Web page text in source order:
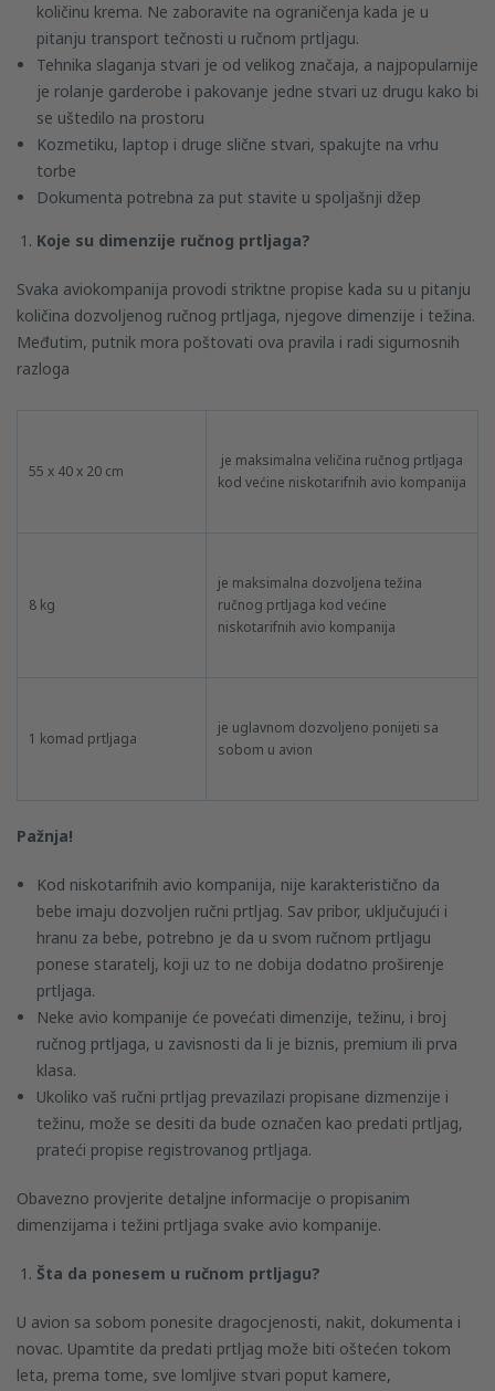
količinu krema. Ne zaboravite na ograničenja kada je u
pitanju transport tečnosti u ručnom prtljagu.
Tehnika slaganja stvari je od velikog značaja, a najpopularnije
je rolanje garderobe i pakovanje jedne stvari uz drugu kako bi
se uštedilo na prostoru
Kozmetiku, laptop i druge slične stvari, spakujte na vrhu
torbe
Dokumenta potrebna za put stavite u spoljašnji džep
Koje su dimenzije ručnog prtljaga?
Svaka aviokompanija provodi striktne propise kada su u pitanju
količina dozvoljenog ručnog prtljaga, njegove dimenzije i težina.
Međutim, putnik mora poštovati ova pravila i radi sigurnosnih
razloga
55 x 40 x 20 cm
je maksimalna veličina ručnog prtljaga
kod većine niskotarifnih avio kompanija
8 kg
je maksimalna dozvoljena težina
ručnog prtljaga kod većine
niskotarifnih avio kompanija
1 komad prtljaga
je uglavnom dozvoljeno ponijeti sa
sobom u avion
Pažnja!
Kod niskotarifnih avio kompanija, nije karakteristično da
bebe imaju dozvoljen ručni prtljag. Sav pribor, uključujući i
hranu za bebe, potrebno je da u svom ručnom prtljagu
ponese staratelj, koji uz to ne dobija dodatno proširenje
prtljaga.
Neke avio kompanije će povećati dimenzije, težinu, i broj
ručnog prtljaga, u zavisnosti da li je biznis, premium ili prva
klasa.
Ukoliko vaš ručni prtljag prevazilazi propisane dizmenzije i
težinu, može se desiti da bude označen kao predati prtljag,
prateći propise registrovanog prtljaga.
Obavezno provjerite detaljne informacije o propisanim
dimenzijama i težini prtljaga svake avio kompanije.
Šta da ponesem u ručnom prtljagu?
U avion sa sobom ponesite dragocjenosti, nakit, dokumenta i
novac. Upamtite da predati prtljag može biti oštećen tokom
leta, prema tome, sve lomljive stvari poput kamere,